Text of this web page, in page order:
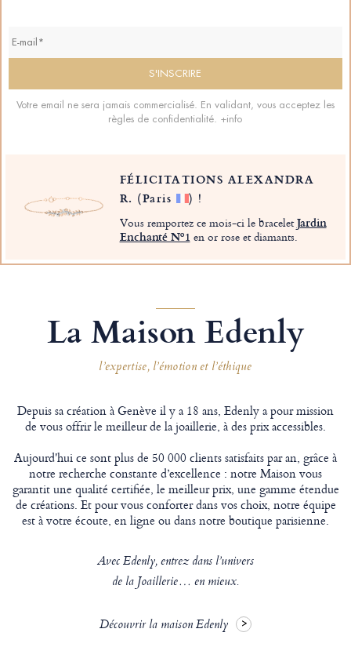
Votre email ne sera jamais commercialisé. En validant, vous acceptez les
règles de confidentialité. +info
FÉLICITATIONS ALEXANDRA
R. (Paris ) !
Vous remportez ce mois-ci le braceletJardin
Enchanté Nº1 en or rose et diamants.
La Maison Edenly
l’expertise, l’émotion et l’éthique
Depuis sa création à Genève il y a 18 ans, Edenly a pour mission
de vous offrir le meilleur de la joaillerie, à des prix accessibles.
Aujourd'hui ce sont plus de 50 000 clients satisfaits par an, grâce à
notre recherche constante d’excellence : notre Maison vous
garantit une qualité certifiée, le meilleur prix, une gamme étendue
de créations. Et pour vous conforter dans vos choix, notre équipe
est à votre écoute, en ligne ou dans notre boutique parisienne.
Avec Edenly, entrez dans l’univers
de la Joaillerie… en mieux.
Découvrir la maison Edenly